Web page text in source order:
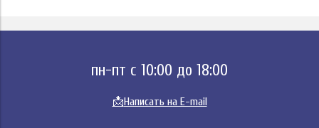
пн-пт с 10:00 до 18:00
📩Написать на E-mail